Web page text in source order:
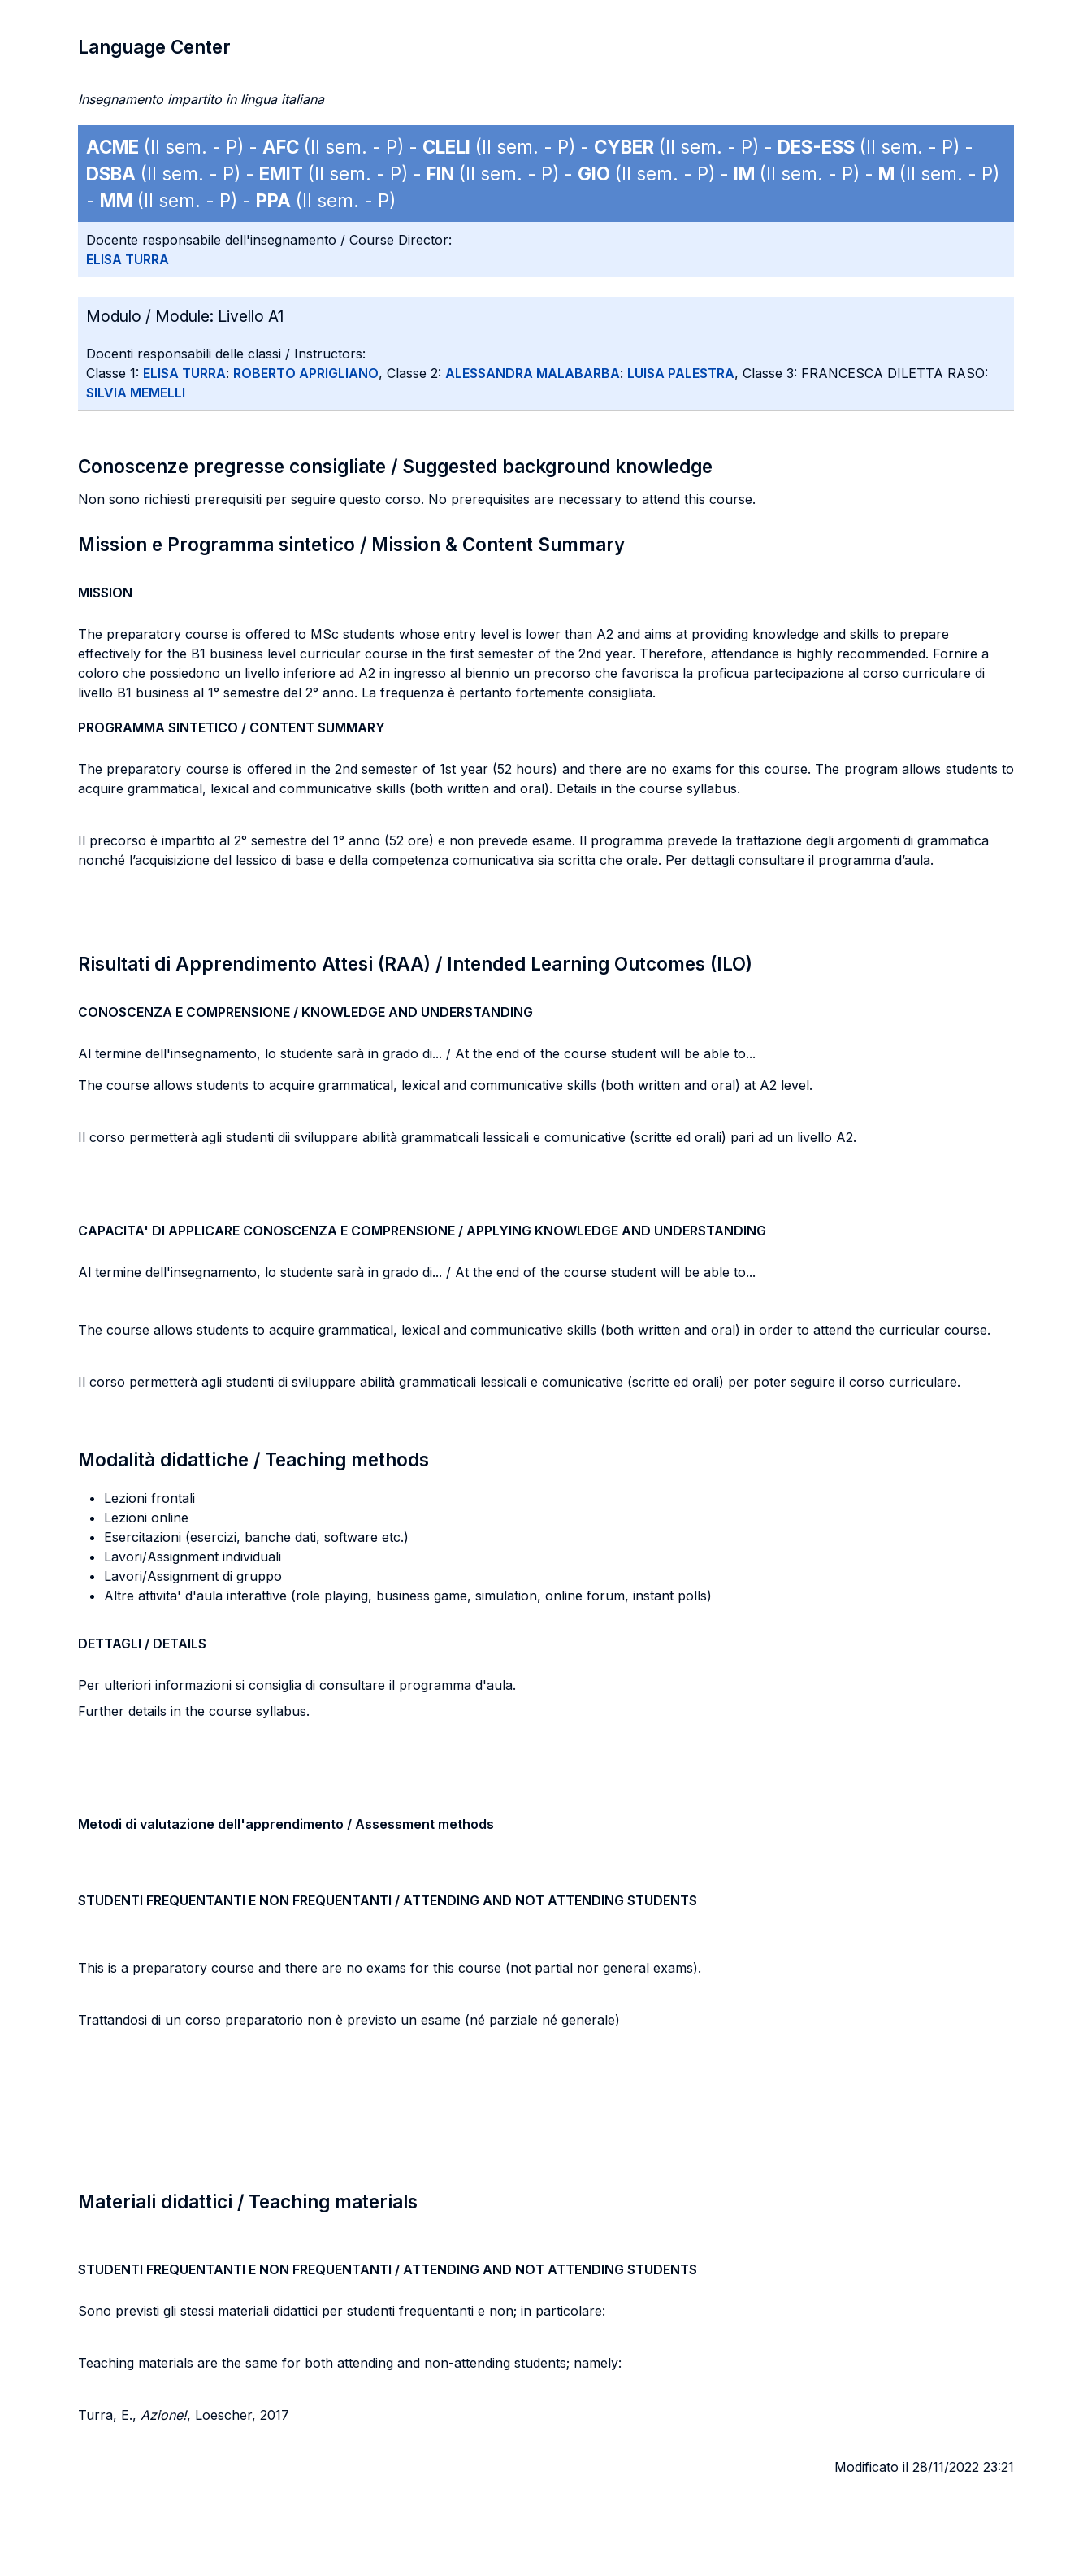
Language Center
Insegnamento impartito in lingua italiana
ACME (II sem. - P) - AFC (II sem. - P) - CLELI (II sem. - P) - CYBER (II sem. - P) - DES-ESS (II sem. - P) -
DSBA (II sem. - P) - EMIT (II sem. - P) - FIN (II sem. - P) - GIO (II sem. - P) - IM (II sem. - P) - M (II sem. - P)
- MM (II sem. - P) - PPA (II sem. - P)
Docente responsabile dell'insegnamento / Course Director:
ELISA TURRA
Modulo / Module: Livello A1
Docenti responsabili delle classi / Instructors:
Classe 1: ELISA TURRA: ROBERTO APRIGLIANO, Classe 2: ALESSANDRA MALABARBA: LUISA PALESTRA, Classe 3: FRANCESCA DILETTA RASO:
SILVIA MEMELLI
Conoscenze pregresse consigliate / Suggested background knowledge
Non sono richiesti prerequisiti per seguire questo corso. No prerequisites are necessary to attend this course.
Mission e Programma sintetico / Mission & Content Summary
MISSION
The preparatory course is offered to MSc students whose entry level is lower than A2 and aims at providing knowledge and skills to prepare
effectively for the B1 business level curricular course in the first semester of the 2nd year. Therefore, attendance is highly recommended. Fornire a
coloro che possiedono un livello inferiore ad A2 in ingresso al biennio un precorso che favorisca la proficua partecipazione al corso curriculare di
livello B1 business al 1° semestre del 2° anno. La frequenza è pertanto fortemente consigliata.
PROGRAMMA SINTETICO / CONTENT SUMMARY
The preparatory course is offered in the 2nd semester of 1st year (52 hours) and there are no exams for this course. The program allows students to
acquire grammatical, lexical and communicative skills (both written and oral). Details in the course syllabus.
Il precorso è impartito al 2° semestre del 1° anno (52 ore) e non prevede esame. Il programma prevede la trattazione degli argomenti di grammatica
nonché l’acquisizione del lessico di base e della competenza comunicativa sia scritta che orale. Per dettagli consultare il programma d’aula.
Risultati di Apprendimento Attesi (RAA) / Intended Learning Outcomes (ILO)
CONOSCENZA E COMPRENSIONE / KNOWLEDGE AND UNDERSTANDING
Al termine dell'insegnamento, lo studente sarà in grado di... / At the end of the course student will be able to...
The course allows students to acquire grammatical, lexical and communicative skills (both written and oral) at A2 level.
Il corso permetterà agli studenti dii sviluppare abilità grammaticali lessicali e comunicative (scritte ed orali) pari ad un livello A2.
CAPACITA' DI APPLICARE CONOSCENZA E COMPRENSIONE / APPLYING KNOWLEDGE AND UNDERSTANDING
Al termine dell'insegnamento, lo studente sarà in grado di... / At the end of the course student will be able to...
The course allows students to acquire grammatical, lexical and communicative skills (both written and oral) in order to attend the curricular course.
Il corso permetterà agli studenti di sviluppare abilità grammaticali lessicali e comunicative (scritte ed orali) per poter seguire il corso curriculare.
Modalità didattiche / Teaching methods
Lezioni frontali
Lezioni online
Esercitazioni (esercizi, banche dati, software etc.)
Lavori/Assignment individuali
Lavori/Assignment di gruppo
Altre attivita' d'aula interattive (role playing, business game, simulation, online forum, instant polls)
DETTAGLI / DETAILS
Per ulteriori informazioni si consiglia di consultare il programma d'aula.
Further details in the course syllabus.
Metodi di valutazione dell'apprendimento / Assessment methods
STUDENTI FREQUENTANTI E NON FREQUENTANTI / ATTENDING AND NOT ATTENDING STUDENTS
This is a preparatory course and there are no exams for this course (not partial nor general exams).
Trattandosi di un corso preparatorio non è previsto un esame (né parziale né generale)
Materiali didattici / Teaching materials
STUDENTI FREQUENTANTI E NON FREQUENTANTI / ATTENDING AND NOT ATTENDING STUDENTS
Sono previsti gli stessi materiali didattici per studenti frequentanti e non; in particolare:
Teaching materials are the same for both attending and non-attending students; namely:
Turra, E., Azione!, Loescher, 2017
Modificato il 28/11/2022 23:21